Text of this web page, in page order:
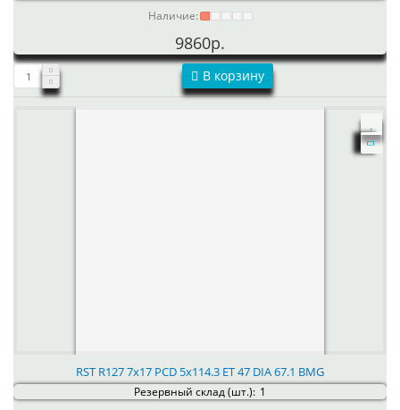
Наличие:
9860р.
В корзину
RST R127 7x17 PCD 5x114.3 ET 47 DIA 67.1 BMG
Резервный склад (шт.): 1